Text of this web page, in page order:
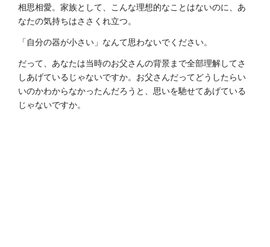
相思相愛。家族として、こんな理想的なことはないのに、あ
なたの気持ちはささくれ立つ。
「自分の器が小さい」なんて思わないでください。
だって、あなたは当時のお父さんの背景まで全部理解してさ
しあげているじゃないですか。お父さんだってどうしたらい
いのかわからなかったんだろうと、思いを馳せてあげている
じゃないですか。